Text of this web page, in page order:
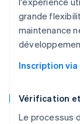
grande
maintenance
Inscription via
Vérification
Le processus